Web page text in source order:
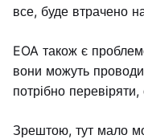
все, буде втрачено
EOA також є
вони можуть
потрібно
Зрештою, тут мало